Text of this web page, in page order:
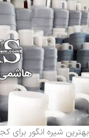
بهترین شیره انگور برای